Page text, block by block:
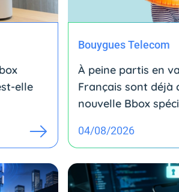
elle
Bouygues Telecom
À peine partis en
Français sont déjà
nouvelle Bbox
04/08/2026